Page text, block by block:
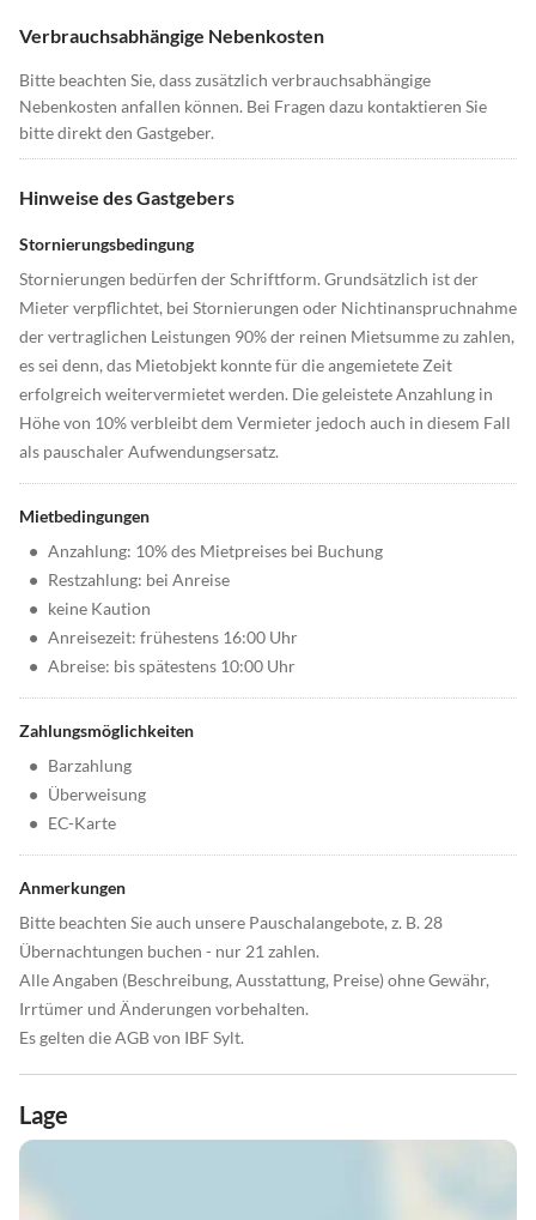
Verbrauchsabhängige Nebenkosten
Bitte beachten Sie, dass zusätzlich verbrauchsabhängige
Nebenkosten anfallen können. Bei Fragen dazu kontaktieren Sie
bitte direkt den Gastgeber.
Hinweise des Gastgebers
Stornierungsbedingung
Stornierungen bedürfen der Schriftform. Grundsätzlich ist der
Mieter verpflichtet, bei Stornierungen oder Nichtinanspruchnahme
der vertraglichen Leistungen 90% der reinen Mietsumme zu zahlen,
es sei denn, das Mietobjekt konnte für die angemietete Zeit
erfolgreich weitervermietet werden. Die geleistete Anzahlung in
Höhe von 10% verbleibt dem Vermieter jedoch auch in diesem Fall
als pauschaler Aufwendungsersatz.
Mietbedingungen
• Anzahlung: 10% des Mietpreises bei Buchung
• Restzahlung: bei Anreise
• keine Kaution
• Anreisezeit: frühestens 16:00 Uhr
• Abreise: bis spätestens 10:00 Uhr
Zahlungsmöglichkeiten
• Barzahlung
• Überweisung
• EC-Karte
Anmerkungen
Bitte beachten Sie auch unsere Pauschalangebote, z. B. 28
Übernachtungen buchen - nur 21 zahlen.
Alle Angaben (Beschreibung, Ausstattung, Preise) ohne Gewähr,
Irrtümer und Änderungen vorbehalten.
Es gelten die AGB von IBF Sylt.
Lage